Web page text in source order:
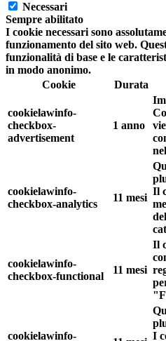
Necessari
Sempre abilitato
I cookie necessari sono
funzionamento del sito web.
funzionalità di base e le
in modo anonimo.
Cookie
Durata
cookielawinfo-
checkbox-
advertisement
1 anno
cookielawinfo-
checkbox-analytics
11 mesi
Il
cookielawinfo-
checkbox-functional
11 mesi
Il
cookielawinfo-
I